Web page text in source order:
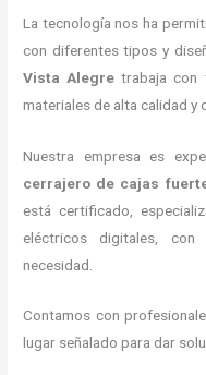
La tecnología nos ha
con diferentes tipos y
Vista Alegre trabaja con
materiales de alta calidad y
Nuestra empresa es
cerrajero de cajas
está certificado,
eléctricos digitales,
necesidad.
Contamos con
lugar señalado para dar